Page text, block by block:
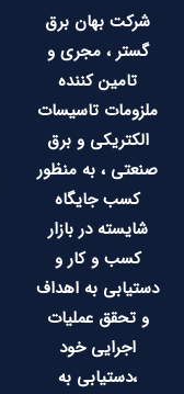
شرکت بهان برق
گستر ، مجری و
تامین کننده
ملزومات تاسیسات
الکتریکی و برق
صنعتی ، به منظور
کسب جایگاه
شایسته در بازار
کسب و کار و
دستیابی به اهداف
و تحقق عملیات
اجرایی خود
،دستیابی به